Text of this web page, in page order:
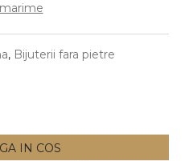
Vezi toate
, Bijuterii fara pietre
IN COS